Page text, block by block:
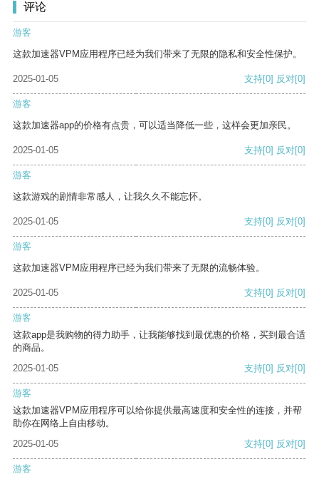
评论
游客
这款加速器VPM应用程序已经为我们带来了无限的隐私和安全性保护。
2025-01-05 支持[0] 反对[0]
游客
这款加速器app的价格有点贵，可以适当降低一些，这样会更加亲民。
2025-01-05 支持[0] 反对[0]
游客
这款游戏的剧情非常感人，让我久久不能忘怀。
2025-01-05 支持[0] 反对[0]
游客
这款加速器VPM应用程序已经为我们带来了无限的流畅体验。
2025-01-05 支持[0] 反对[0]
游客
这款app是我购物的得力助手，让我能够找到最优惠的价格，买到最合适
的商品。
2025-01-05
支持[0] 反对[0]
游客
这款加速器VPM应用程序可以给你提供最高速度和安全性的连接，并帮
助你在网络上自由移动。
2025-01-05
支持[0] 反对[0]
游客